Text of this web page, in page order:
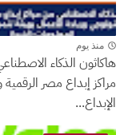
منذ يوم
هاكاثون الذكاء
مراكز إبداع مصر الرقمية
الإبداع...